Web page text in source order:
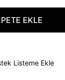
Listeme Ekle